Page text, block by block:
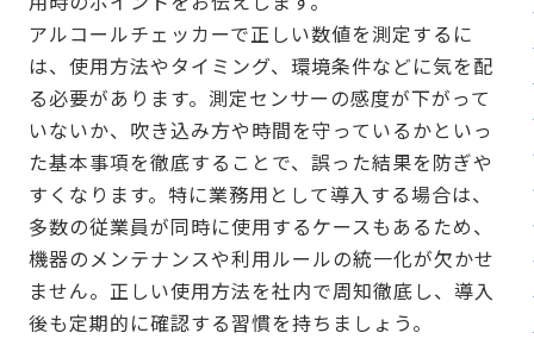
アルコールチェッカーで正しい数値を測定するに
は、使用方法やタイミング、環境条件などに気を配
る必要があります。測定センサーの感度が下がって
いないか、吹き込み方や時間を守っているかといっ
た基本事項を徹底することで、誤った結果を防ぎや
すくなります。特に業務用として導入する場合は、
多数の従業員が同時に使用するケースもあるため、
機器のメンテナンスや利用ルールの統一化が欠かせ
ません。正しい使用方法を社内で周知徹底し、導入
後も定期的に確認する習慣を持ちましょう。